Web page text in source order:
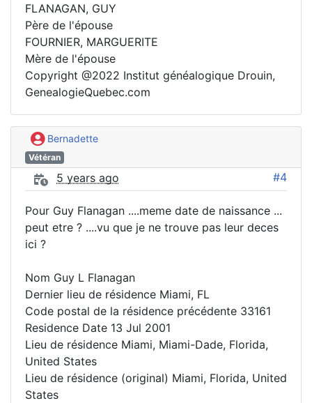
FLANAGAN, GUY
Père de l'épouse
FOURNIER, MARGUERITE
Mère de l'épouse
Copyright @2022 Institut généalogique Drouin,
GenealogieQuebec.com
Bernadette
Vétéran
5 years ago #4
Pour Guy Flanagan ....meme date de naissance ...
peut etre ? ....vu que je ne trouve pas leur deces
ici ?
Nom Guy L Flanagan
Dernier lieu de résidence Miami, FL
Code postal de la résidence précédente 33161
Residence Date 13 Jul 2001
Lieu de résidence Miami, Miami-Dade, Florida,
United States
Lieu de résidence (original) Miami, Florida, United
States